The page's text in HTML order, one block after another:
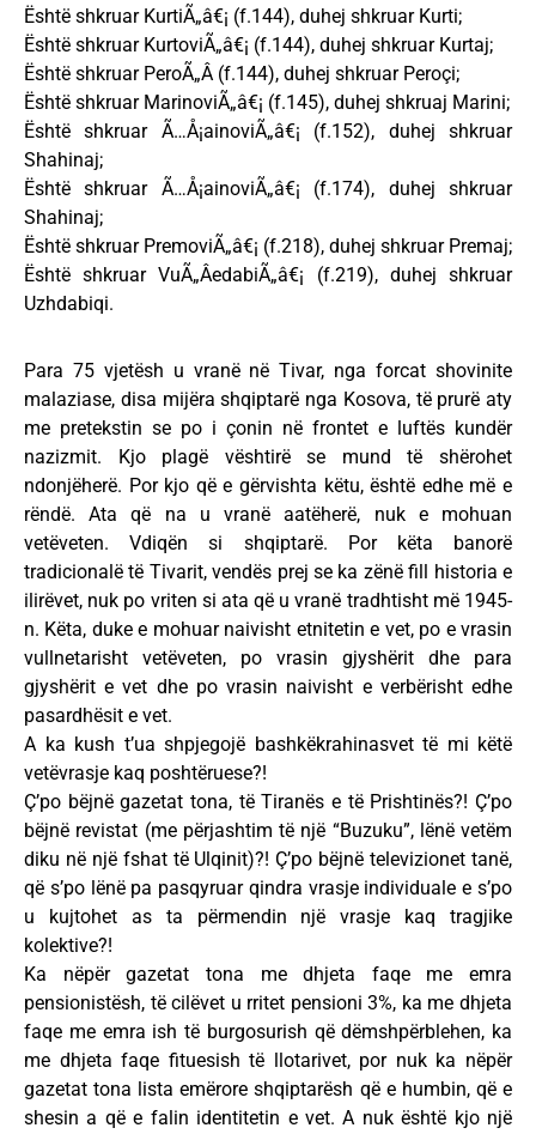
Është shkruar KurtiÃ„â€¡ (f.144), duhej shkruar Kurti;
Është shkruar KurtoviÃ„â€¡ (f.144), duhej shkruar Kurtaj;
Është shkruar PeroÃ„Â (f.144), duhej shkruar Peroçi;
Është shkruar MarinoviÃ„â€¡ (f.145), duhej shkruaj Marini;
Është shkruar Ã…Å¡ainoviÃ„â€¡ (f.152), duhej shkruar
Shahinaj;
Është shkruar Ã…Å¡ainoviÃ„â€¡ (f.174), duhej shkruar
Shahinaj;
Është shkruar PremoviÃ„â€¡ (f.218), duhej shkruar Premaj;
Është shkruar VuÃ„ÂedabiÃ„â€¡ (f.219), duhej shkruar
Uzhdabiqi.
Para 75 vjetësh u vranë në Tivar, nga forcat shovinite
malaziase, disa mijëra shqiptarë nga Kosova, të prurë aty
me pretekstin se po i çonin në frontet e luftës kundër
nazizmit. Kjo plagë vështirë se mund të shërohet
ndonjëherë. Por kjo që e gërvishta këtu, është edhe më e
rëndë. Ata që na u vranë aatëherë, nuk e mohuan
vetëveten. Vdiqën si shqiptarë. Por këta banorë
tradicionalë të Tivarit, vendës prej se ka zënë fill historia e
ilirëvet, nuk po vriten si ata që u vranë tradhtisht më 1945-
n. Këta, duke e mohuar naivisht etnitetin e vet, po e vrasin
vullnetarisht vetëveten, po vrasin gjyshërit dhe para
gjyshërit e vet dhe po vrasin naivisht e verbërisht edhe
pasardhësit e vet.
A ka kush t’ua shpjegojë bashkëkrahinasvet të mi këtë
vetëvrasje kaq poshtëruese?!
Ç’po bëjnë gazetat tona, të Tiranës e të Prishtinës?! Ç’po
bëjnë revistat (me përjashtim të një “Buzuku”, lënë vetëm
diku në një fshat të Ulqinit)?! Ç’po bëjnë televizionet tanë,
që s’po lënë pa pasqyruar qindra vrasje individuale e s’po
u kujtohet as ta përmendin një vrasje kaq tragjike
kolektive?!
Ka nëpër gazetat tona me dhjeta faqe me emra
pensionistësh, të cilëvet u rritet pensioni 3%, ka me dhjeta
faqe me emra ish të burgosurish që dëmshpërblehen, ka
me dhjeta faqe fituesish të llotarivet, por nuk ka nëpër
gazetat tona lista emërore shqiptarësh që e humbin, që e
shesin a që e falin identitetin e vet. A nuk është kjo një